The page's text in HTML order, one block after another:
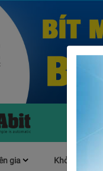
gia Khởi Nghiệp